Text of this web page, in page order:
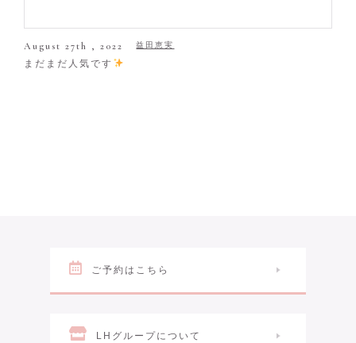
August 27th , 2022 益田恵実
まだまだ人気です
ご予約はこちら
LHグループについて